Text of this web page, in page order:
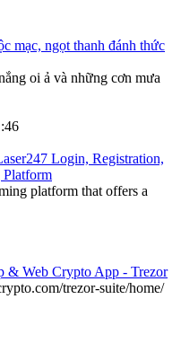
mạc, ngọt thanh đánh thức
oi ả và những cơn mưa
Login, Registration,
platform that offers a
& Web Crypto App - Trezor
trezor-suite/home/